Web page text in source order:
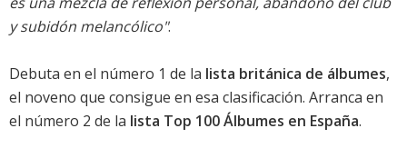
y subidón melancólico".
Debuta en el número 1 de la lista británica de álbumes,
el noveno que consigue en esa clasificación. Arranca en
el número 2 de la lista Top 100 Álbumes en España.